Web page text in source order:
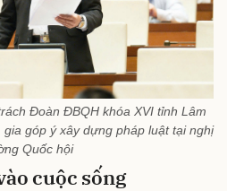
Đoàn ĐBQH khóa XVI tỉnh Lâm
góp ý xây dựng pháp luật tại nghị
Quốc hội
cuộc sống